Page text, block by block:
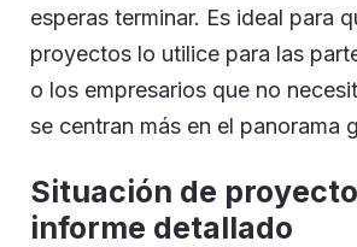
esperas terminar. Es ideal para
proyectos lo utilice para las
o los empresarios que no
se centran más en el panorama
Situación de
informe detallado